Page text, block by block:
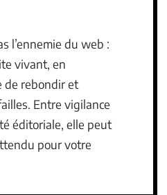
l’ennemie du web :
vivant, en
de rebondir et
Entre vigilance
éditoriale, elle peut
pour votre